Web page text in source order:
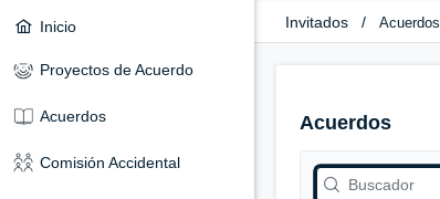
Inicio
Proyectos de Acuerdo
Acuerdos
Comisión Accidental
Invitados / Acuerdos
Acuerdos